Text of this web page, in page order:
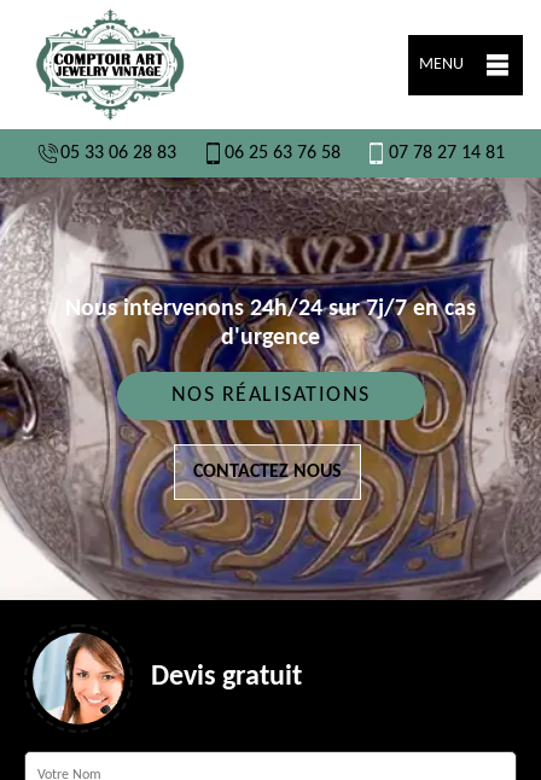
MENU
05 33 06 28 83 06 25 63 76 58 07 78 27 14 81
Nous intervenons 24h/24 sur 7j/7 en cas
d'urgence
NOS RÉALISATIONS
CONTACTEZ NOUS
Devis gratuit